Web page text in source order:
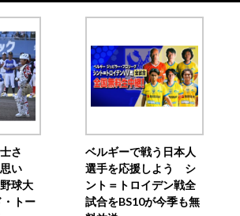
さ
思い
球大
トー
ベルギーで戦う日本人
選手を応援しよう シ
ント＝トロイデン戦全
試合をBS10が今季も無